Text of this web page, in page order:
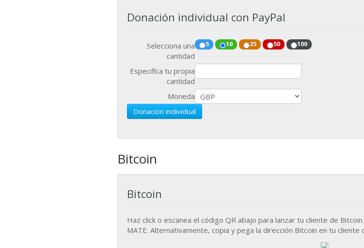
Donación individual con PayPal
Selecciona una
cantidad
5 10 25 50 100
Especifíca tu propia
cantidad
Moneda
Donación individual
Bitcoin
Bitcoin
Haz click o escanea el código QR
MATE